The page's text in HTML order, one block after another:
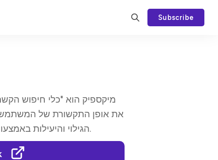
Subscribe
מיקספיק הוא "כלי חיפוש
את אופן התקשורת של
הגילוי והיעילות באמצעות יכולות הבינה המלאכותית המתקדמות שלו.